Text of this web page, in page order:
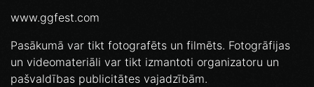
www.ggfest.com
Pasākumā var tikt fotografēts un filmēts. Fotogrāfijas
un videomateriāli var tikt izmantoti organizatoru un
pašvaldības publicitātes vajadzībām.